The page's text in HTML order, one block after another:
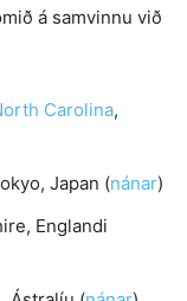
á samvinnu við
Carolina,
Japan (nánar)
Englandi